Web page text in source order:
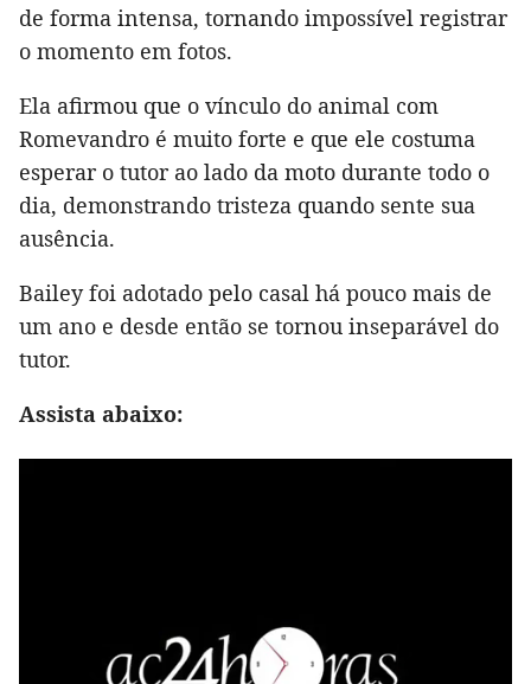
de forma intensa, tornando impossível registrar
o momento em fotos.
Ela afirmou que o vínculo do animal com
Romevandro é muito forte e que ele costuma
esperar o tutor ao lado da moto durante todo o
dia, demonstrando tristeza quando sente sua
ausência.
Bailey foi adotado pelo casal há pouco mais de
um ano e desde então se tornou inseparável do
tutor.
Assista abaixo: